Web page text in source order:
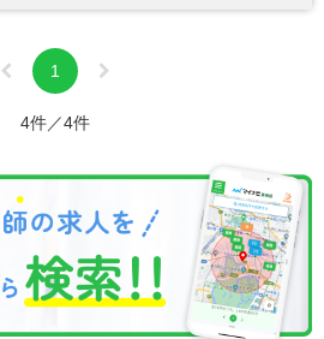
1
4件／4件